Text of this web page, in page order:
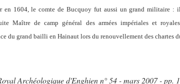
en 1604, le comte de Bucquoy fut aussi un grand militaire :
Maître de camp général des armées impériales et
du grand bailli en Hainaut lors du renouvellement des chartes
Archéologique d'Enghien n° 54 - mars 2007 - pp.